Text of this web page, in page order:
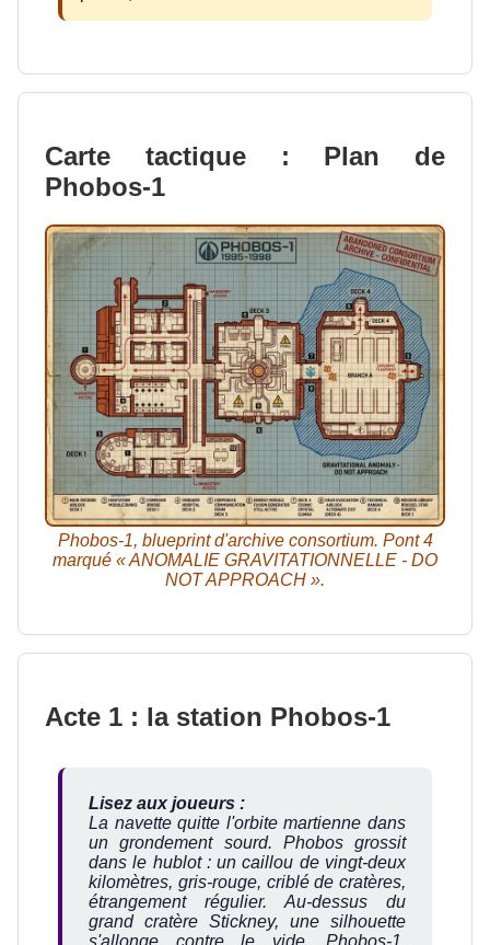
Carte tactique : Plan de
Phobos-1
Phobos-1, blueprint d'archive consortium. Pont 4
marqué « ANOMALIE GRAVITATIONNELLE - DO
NOT APPROACH ».
Acte 1 : la station Phobos-1
Lisez aux joueurs :
La navette quitte l'orbite martienne dans
un grondement sourd. Phobos grossit
dans le hublot : un caillou de vingt-deux
kilomètres, gris-rouge, criblé de cratères,
étrangement régulier. Au-dessus du
grand cratère Stickney, une silhouette
s'allonge contre le vide. Phobos-1.